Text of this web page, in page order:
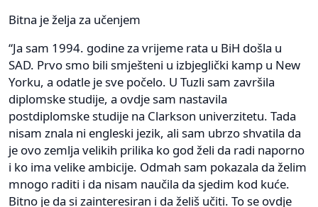
Bitna je želja za učenjem
“Ja sam 1994. godine za vrijeme rata u BiH došla u
SAD. Prvo smo bili smješteni u izbjeglički kamp u New
Yorku, a odatle je sve počelo. U Tuzli sam završila
diplomske studije, a ovdje sam nastavila
postdiplomske studije na Clarkson univerzitetu. Tada
nisam znala ni engleski jezik, ali sam ubrzo shvatila da
je ovo zemlja velikih prilika ko god želi da radi naporno
i ko ima velike ambicije. Odmah sam pokazala da želim
mnogo raditi i da nisam naučila da sjedim kod kuće.
Bitno je da si zainteresiran i da želiš učiti. To se ovdje